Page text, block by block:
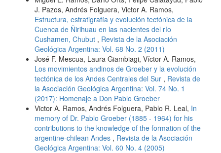
J. Pazos, Andrés Folguera, Victor A. Ramos,
Estructura, estratigrafía y evolución tectónica de la
Cuenca de Ñirihuau en las nacientes del río
Cushamen, Chubut , Revista de la Asociación
Geológica Argentina: Vol. 68 No. 2 (2011)
José F. Mescua, Laura Giambiagi, Víctor A. Ramos,
Los movimientos andinos de Groeber y la evolución
tectónica de los Andes Centrales del Sur , Revista de
la Asociación Geológica Argentina: Vol. 74 No. 1
(2017): Homenaje a Don Pablo Groeber
Victor A. Ramos, Andrés Folguera, Pablo R. Leal, In
memory of Dr. Pablo Groeber (1885 - 1964) for his
contributions to the knowledge of the formation of the
argentine-chilean Andes , Revista de la Asociación
Geológica Argentina: Vol. 60 No. 4 (2005)